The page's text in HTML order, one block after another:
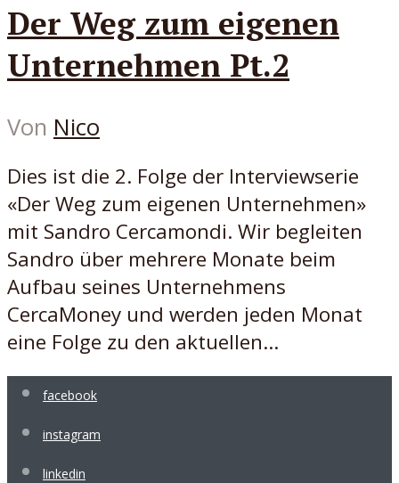
Der Weg zum eigenen
Unternehmen Pt.2
Von Nico
Dies ist die 2. Folge der Interviewserie
«Der Weg zum eigenen Unternehmen»
mit Sandro Cercamondi. Wir begleiten
Sandro über mehrere Monate beim
Aufbau seines Unternehmens
CercaMoney und werden jeden Monat
eine Folge zu den aktuellen...
facebook
instagram
linkedin